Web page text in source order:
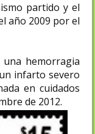
partido y el
año 2009 por el
hemorragia
infarto severo
en cuidados
de 2012.